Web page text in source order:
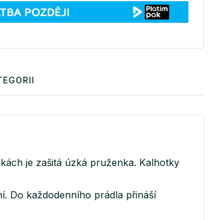
je zašitá úzká pruženka. Kalhotky
Do každodenního prádla přináší